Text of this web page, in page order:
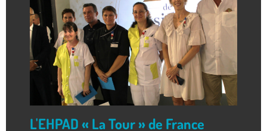
L'EHPAD « La Tour » de France